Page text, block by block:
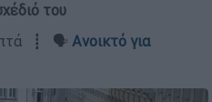
του
┋ 🗣️ Ανοικτό για